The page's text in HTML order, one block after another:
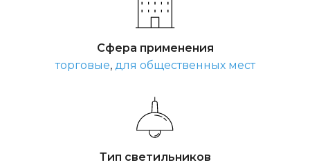
Сфера применения
торговые, для общественных мест
Тип светильников